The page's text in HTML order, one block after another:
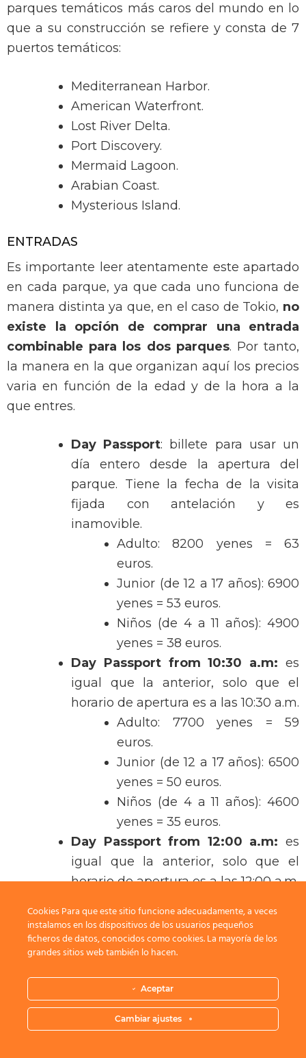
parques temáticos más caros del mundo en lo
que a su construcción se refiere y consta de 7
puertos temáticos:
Mediterranean Harbor.
American Waterfront.
Lost River Delta.
Port Discovery.
Mermaid Lagoon.
Arabian Coast.
Mysterious Island.
ENTRADAS
Es importante leer atentamente este apartado
en cada parque, ya que cada uno funciona de
manera distinta ya que, en el caso de Tokio, no
existe la opción de comprar una entrada
combinable para los dos parques. Por tanto,
la manera en la que organizan aquí los precios
varia en función de la edad y de la hora a la
que entres.
Day Passport: billete para usar un
día entero desde la apertura del
parque. Tiene la fecha de la visita
fijada con antelación y es
inamovible.
Adulto: 8200 yenes = 63
euros.
Junior (de 12 a 17 años): 6900
yenes = 53 euros.
Niños (de 4 a 11 años): 4900
yenes = 38 euros.
Day Passport from 10:30 a.m: es
igual que la anterior, solo que el
horario de apertura es a las 10:30 a.m.
Adulto: 7700 yenes = 59
euros.
Junior (de 12 a 17 años): 6500
yenes = 50 euros.
Niños (de 4 a 11 años): 4600
yenes = 35 euros.
Day Passport from 12:00 a.m: es
igual que la anterior, solo que el
horario de apertura es a las 12:00 a.m.
euros.
Junior (de 12 a 17 años): 6100
Niños (de 4 a 11 años): 4300
yenes = 33 euros.
Cookies Para que este sitio funcione adecuadamente, a veces
instalamos en los dispositivos de los usuarios pequeños
ficheros de datos, conocidos como cookies. La mayoría de los
grandes sitios web también lo hacen.
Aceptar
Cambiar ajustes